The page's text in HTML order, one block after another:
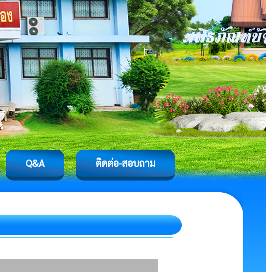
Q&A ติดต่อ-สอบถาม